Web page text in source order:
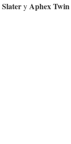
yAphex Twin